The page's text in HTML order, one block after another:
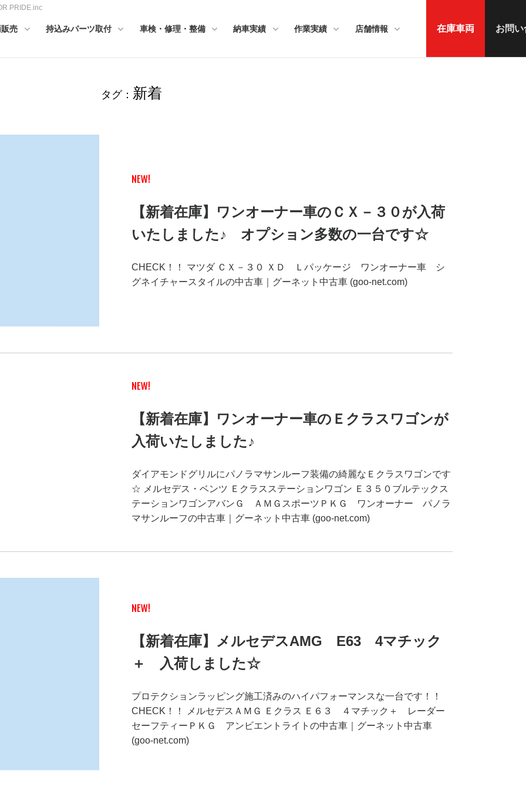
PRIDE.inc
売 持込みパーツ取付 車検・修理・整備 納車実績 作業実績 店舗情報 在庫車両 お問
タグ： 新着
NEW!
【新着在庫】ワンオーナー車のＣＸ－３０が入荷
いたしました♪ オプション多数の一台です☆
CHECK！！ マツダ ＣＸ－３０ ＸＤ Ｌパッケージ ワンオーナー車 シ
グネイチャースタイルの中古車｜グーネット中古車 (goo-net.com)
NEW!
【新着在庫】ワンオーナー車のＥクラスワゴンが
入荷いたしました♪
ダイアモンドグリルにパノラマサンルーフ装備の綺麗なＥクラスワゴンです
☆ メルセデス・ベンツ Ｅクラスステーションワゴン Ｅ３５０ブルテックス
テーションワゴンアバンＧ ＡＭＧスポーツＰＫＧ ワンオーナー パノラ
マサンルーフの中古車｜グーネット中古車 (goo-net.com)
NEW!
【新着在庫】メルセデスAMG E63 4マチック
＋ 入荷しました☆
プロテクションラッピング施工済みのハイパフォーマンスな一台です！！
CHECK！！ メルセデスＡＭＧ Ｅクラス Ｅ６３ ４マチック＋ レーダー
セーフティーＰＫＧ アンビエントライトの中古車｜グーネット中古車
(goo-net.com)